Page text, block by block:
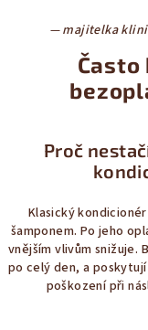
— majitelka
Proč
Klasický
šamponem. Po jeho
vnějším vlivům snižuje.
po celý den, a
poškození při